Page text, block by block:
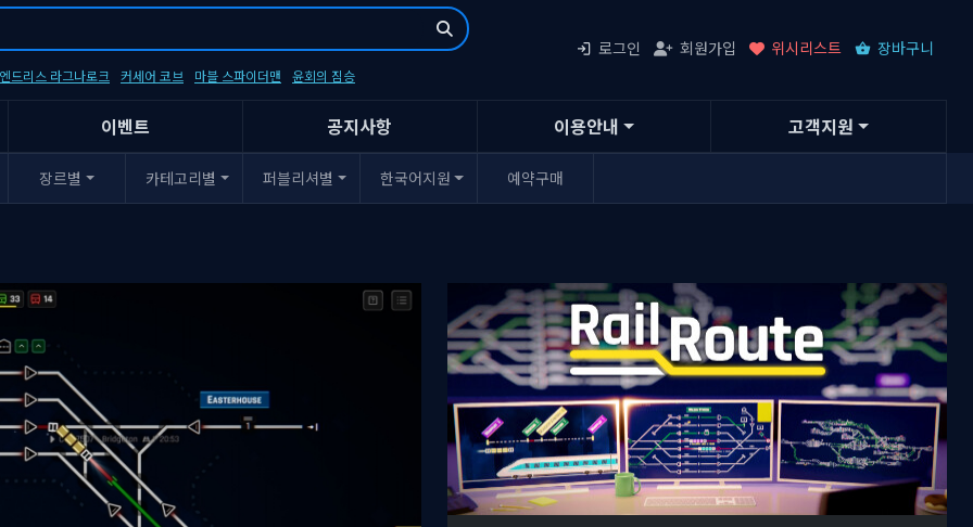
드리스 라그나로크 커세어 코브 마블 스파이더맨 윤회의 짐승
로그인 회원가입 위시리스트 장바구니
이벤트 공지사항 이용안내 고객지원
장르별 카테고리별 퍼블리셔별 한국어지원 예약구매